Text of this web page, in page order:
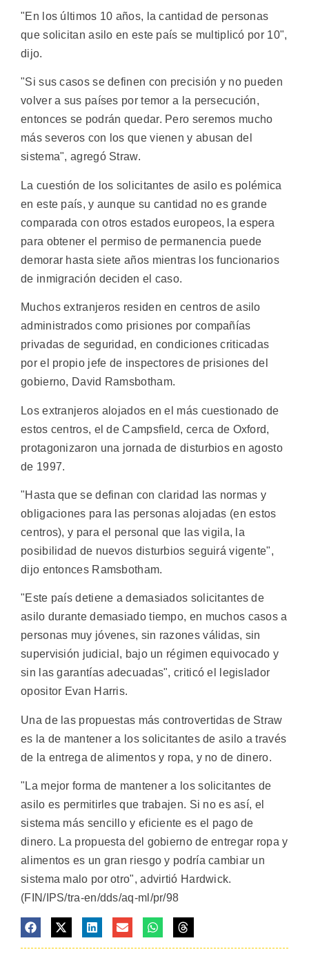
"En los últimos 10 años, la cantidad de personas
que solicitan asilo en este país se multiplicó por 10",
dijo.
"Si sus casos se definen con precisión y no pueden
volver a sus países por temor a la persecución,
entonces se podrán quedar. Pero seremos mucho
más severos con los que vienen y abusan del
sistema", agregó Straw.
La cuestión de los solicitantes de asilo es polémica
en este país, y aunque su cantidad no es grande
comparada con otros estados europeos, la espera
para obtener el permiso de permanencia puede
demorar hasta siete años mientras los funcionarios
de inmigración deciden el caso.
Muchos extranjeros residen en centros de asilo
administrados como prisiones por compañías
privadas de seguridad, en condiciones criticadas
por el propio jefe de inspectores de prisiones del
gobierno, David Ramsbotham.
Los extranjeros alojados en el más cuestionado de
estos centros, el de Campsfield, cerca de Oxford,
protagonizaron una jornada de disturbios en agosto
de 1997.
"Hasta que se definan con claridad las normas y
obligaciones para las personas alojadas (en estos
centros), y para el personal que las vigila, la
posibilidad de nuevos disturbios seguirá vigente",
dijo entonces Ramsbotham.
"Este país detiene a demasiados solicitantes de
asilo durante demasiado tiempo, en muchos casos a
personas muy jóvenes, sin razones válidas, sin
supervisión judicial, bajo un régimen equivocado y
sin las garantías adecuadas", criticó el legislador
opositor Evan Harris.
Una de las propuestas más controvertidas de Straw
es la de mantener a los solicitantes de asilo a través
de la entrega de alimentos y ropa, y no de dinero.
"La mejor forma de mantener a los solicitantes de
asilo es permitirles que trabajen. Si no es así, el
sistema más sencillo y eficiente es el pago de
dinero. La propuesta del gobierno de entregar ropa y
alimentos es un gran riesgo y podría cambiar un
sistema malo por otro", advirtió Hardwick.
(FIN/IPS/tra-en/dds/aq-ml/pr/98